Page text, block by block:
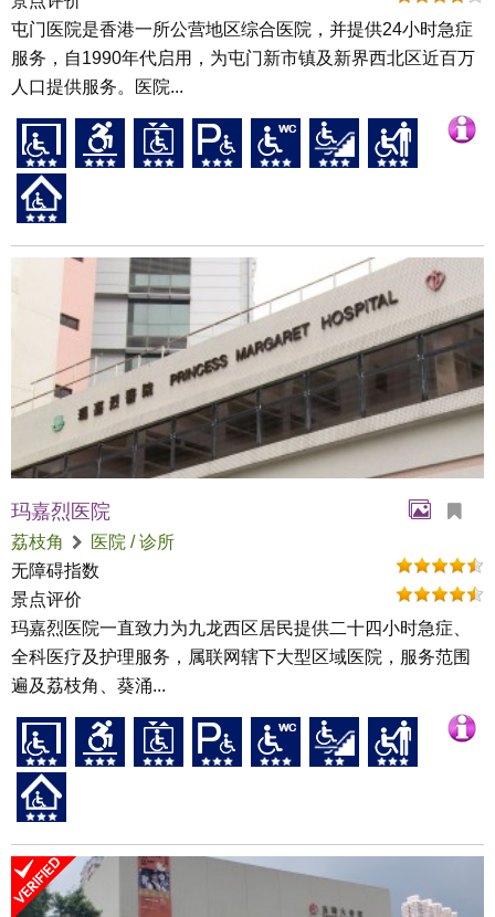
屯门医院是香港一所公营地区综合医院，并提供24小时急症
服务，自1990年代启用，为屯门新市镇及新界西北区近百万
人口提供服务。医院...
玛嘉烈医院
荔枝角
医院 / 诊所
无障碍指数
景点评价
玛嘉烈医院一直致力为九龙西区居民提供二十四小时急症、
全科医疗及护理服务，属联网辖下大型区域医院，服务范围
遍及荔枝角、葵涌...